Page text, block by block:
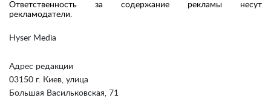
Hyser Media
Адрес редакции
03150 г. Киев, улица
Большая Васильковская, 71
Ответственность за содержание рекламы несут
рекламодатели.